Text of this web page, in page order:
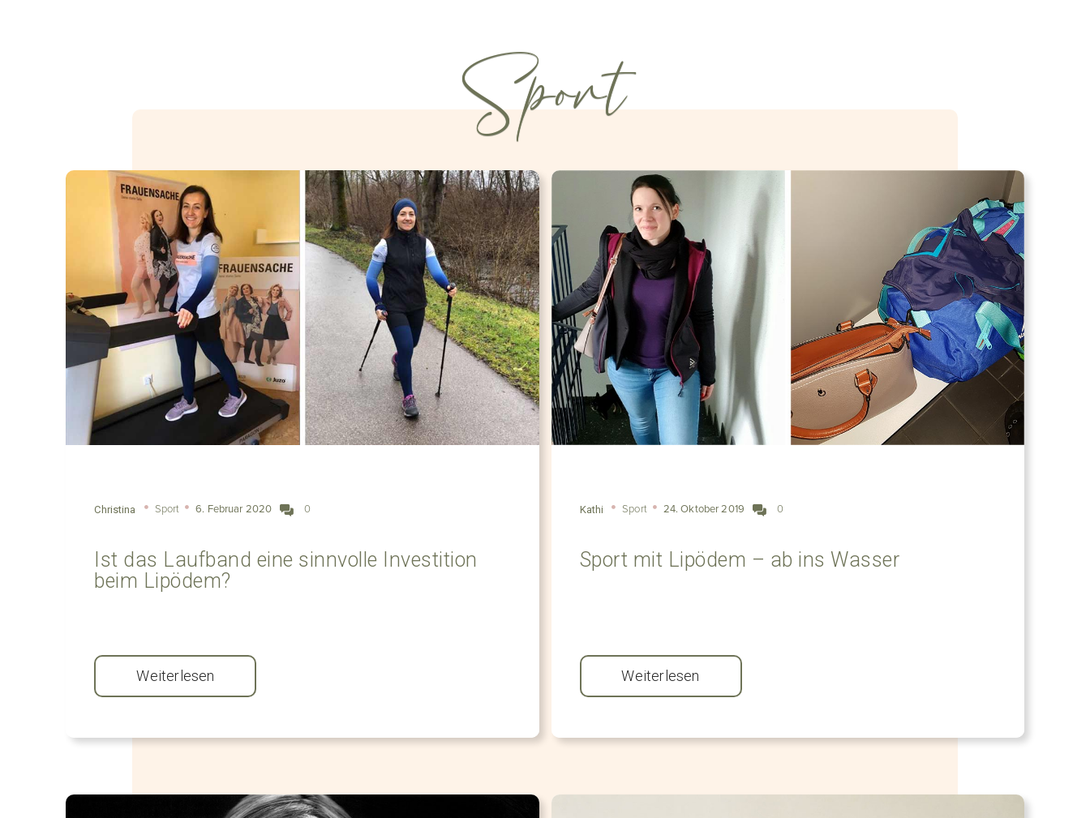
Sport
Christina Sport 6. Februar 2020 0
Ist das Laufband eine sinnvolle Investition
beim Lipödem?
Weiterlesen
Kathi Sport 24. Oktober 2019 0
Sport mit Lipödem – ab ins Wasser
Weiterlesen